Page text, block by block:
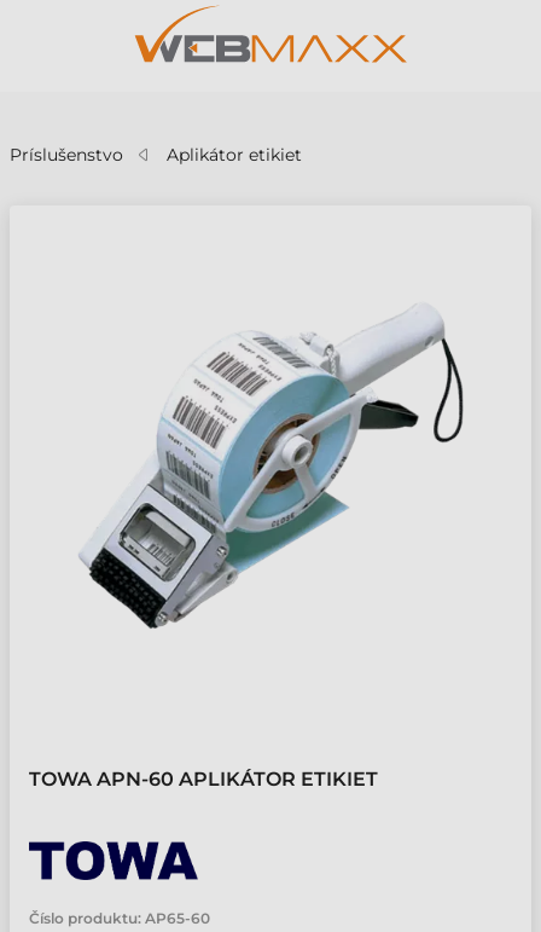
Príslušenstvo Aplikátor etikiet
TOWA APN-60 APLIKÁTOR ETIKIET
Číslo produktu: AP65-60